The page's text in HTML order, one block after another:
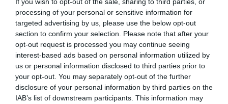
processing of your personal or sensitive information for
targeted advertising by us, please use the below opt-out
section to confirm your selection. Please note that after your
opt-out request is processed you may continue seeing
interest-based ads based on personal information utilized by
us or personal information disclosed to third parties prior to
your opt-out. You may separately opt-out of the further
disclosure of your personal information by third parties on the
IAB’s list of downstream participants. This information may